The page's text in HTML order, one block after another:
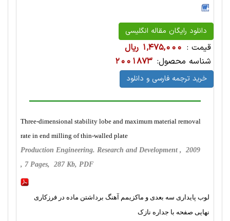
دانلود رایگان مقاله انگلیسی
قیمت : 1,475,000 ریال
شناسه محصول: 2001873
خرید ترجمه فارسی و دانلود
Three-dimensional stability lobe and maximum material removal
rate in end milling of thin-walled plate
Production Engineering. Research and Development , 2009
, 7 Pages, 287 Kb, PDF
لوب پایداری سه بعدی و ماکزیمم آهنگ برداشتن ماده در فرزکاری
نهایی صفحه با جداره نازک